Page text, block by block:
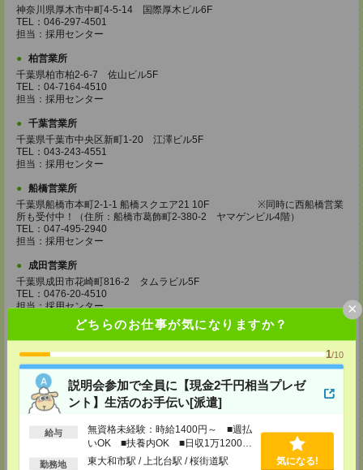
どちらのお仕事が気になりますか？
1/10
説明会参加で全員に【現金2千円相当プレゼ
ント】生活のお手伝い[派遣]
給与
無資格未経験：時給1400円～ ■週払
いOK ■扶養内OK ■日収1万1200円
以上
勤務地 東大和市駅 / 上北台駅 / 桜街道駅 気になる!
×
神奈川県厚木市中町4-5-14 国際厚木ビル6F
TEL：046-297-4501
担当：採用センター
柏営業所
千葉県柏市柏2-6-7 佐山ビル5F
TEL：04-7164-4510
担当：採用センター
千葉営業所
千葉県千葉市中央区新町1-20 江澤ビル5F
TEL：043-243-4551
担当：採用センター
船橋営業所
千葉県船橋市本町2-1-1 船橋スクエア21 10F ※同時に西船橋営業
所も受付中！（住所：船橋市葛飾町2-380-2 ヤマゲンビル4階）
TEL：047-495-2940
担当：採用センター
成田営業所
千葉県成田市花崎町816-2 タムラビル5F
TEL：0476-20-4510
担当：採用センター
大宮営業所
TEL：048-640-4520
担当：採用センター
川越営業所
埼玉県川越市脇田本町11-1 川越シティービル6F
TEL：049-238-7117
担当：採用センター
越谷営業所